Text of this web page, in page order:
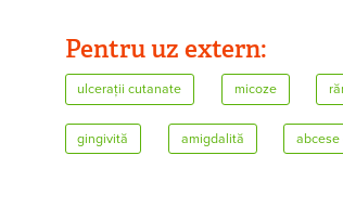
Pentru uz extern:
ulcerații cutanate micoze
gingivită amigdalită